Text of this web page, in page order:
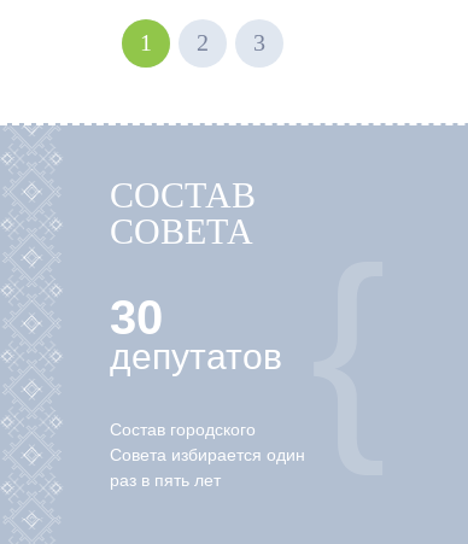
1 2 3
СОСТАВ
СОВЕТА
30
депутатов
Состав городского
Совета избирается один
раз в пять лет